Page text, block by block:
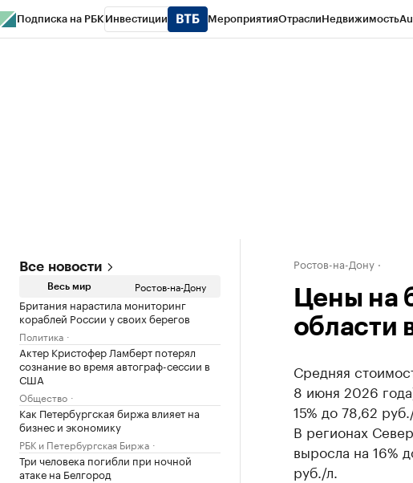
Подписка на РБК Инвестиции МероприятияОтраслиНедвижимость
Все новости
Весь мир Ростов-на-Дону
Британия нарастила мониторинг
кораблей России у своих берегов
Политика
Актер Кристофер Ламберт потерял
сознание во время автограф-сессии в
США
Общество
Как Петербургская биржа влияет на
бизнес и экономику
РБК и Петербургская Биржа
Три человека погибли при ночной
атаке на Белгород
Ростов-на-Дону
Цены на
области
Средняя
8 июня 2026
15% до 78,62
В регионах
выросла на 16%
руб./л.